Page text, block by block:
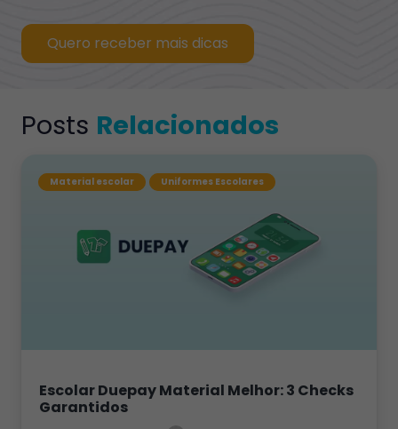
Quero receber mais dicas
Posts Relacionados
Material escolar Uniformes Escolares
Escolar Duepay Material Melhor: 3 Checks
Garantidos